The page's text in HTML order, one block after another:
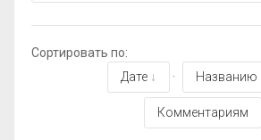
Сортировать по:
Дате
· Названию
Комментариям